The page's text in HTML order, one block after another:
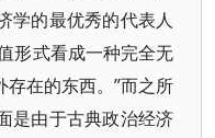
学的最优秀的代表人
形式看成一种完全无
在的东西。”而之所
是由于古典政治经济